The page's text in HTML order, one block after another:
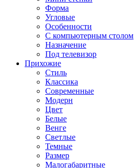
Форма
Угловые
Особенности
С компьютерным столом
Назначение
Под телевизор
Прихожие
Стиль
Классика
Современные
Модерн
Цвет
Белые
Венге
Светлые
Темные
Размер
Малогабаритные